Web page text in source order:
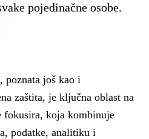
pojedinačne osobe.
poznata još kao i
zaštita, je ključna oblast na
fokusira, koja kombinuje
podatke, analitiku i